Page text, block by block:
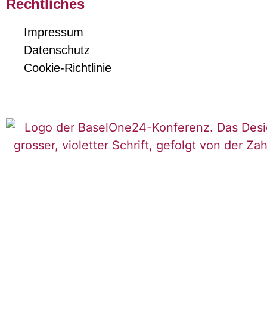
Rechtliches
Impressum
Datenschutz
Cookie-Richtlinie